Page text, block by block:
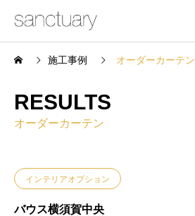
施工事例 オーダーカーテン
RESULTS
オーダーカーテン
インテリアオプション
バウス横須賀中央